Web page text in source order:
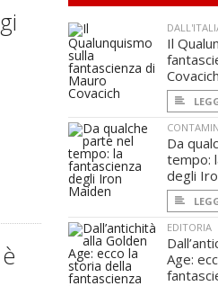
Il
Covacich
Da
tempo:
degli
EDITORIA
Age: